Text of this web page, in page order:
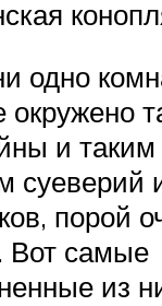
одно
окружено
и таким
суеверий
порой
Вот самые
из